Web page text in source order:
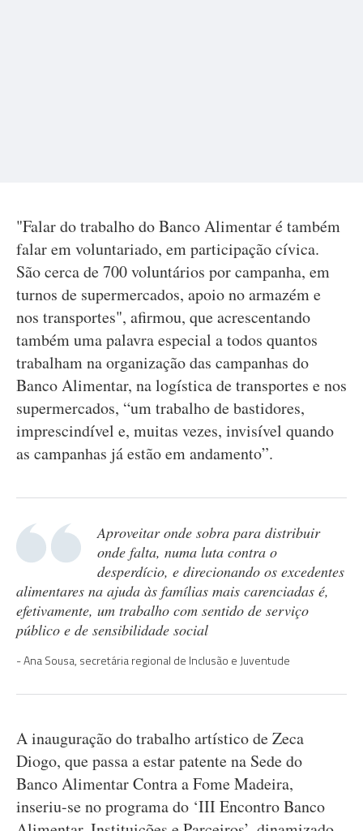
"Falar do trabalho do Banco Alimentar é também
falar em voluntariado, em participação cívica.
São cerca de 700 voluntários por campanha, em
turnos de supermercados, apoio no armazém e
nos transportes", afirmou, que acrescentando
também uma palavra especial a todos quantos
trabalham na organização das campanhas do
Banco Alimentar, na logística de transportes e nos
supermercados, “um trabalho de bastidores,
imprescindível e, muitas vezes, invisível quando
as campanhas já estão em andamento”.
Aproveitar onde sobra para distribuir
onde falta, numa luta contra o
desperdício, e direcionando os excedentes
alimentares na ajuda às famílias mais carenciadas é,
efetivamente, um trabalho com sentido de serviço
público e de sensibilidade social
Ana Sousa, secretária regional de Inclusão e Juventude
A inauguração do trabalho artístico de Zeca
Diogo, que passa a estar patente na Sede do
Banco Alimentar Contra a Fome Madeira,
inseriu-se no programa do ‘III Encontro Banco